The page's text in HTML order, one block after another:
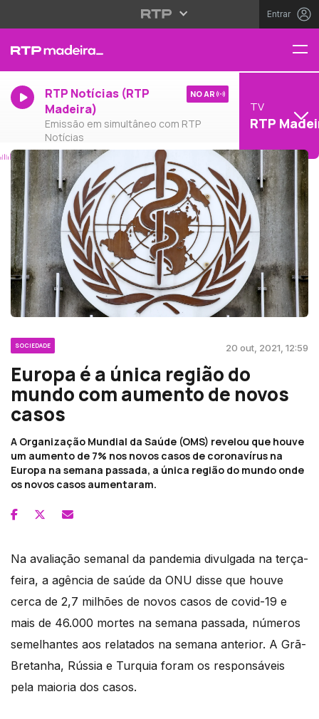
Entrar
RTP Notícias (RTP
Madeira)
Emissão em simultâneo com RTP
Notícias
NO AR
TV
RTP
SOCIEDADE 20 out, 2021, 12:59
Europa é a única região do
mundo com aumento de novos
casos
A Organização Mundial da Saúde (OMS) revelou que houve
um aumento de 7% nos novos casos de coronavírus na
Europa na semana passada, a única região do mundo onde
os novos casos aumentaram.
Na avaliação semanal da pandemia divulgada na terça-
feira, a agência de saúde da ONU disse que houve
cerca de 2,7 milhões de novos casos de covid-19 e
mais de 46.000 mortes na semana passada, números
semelhantes aos relatados na semana anterior. A Grã-
Bretanha, Rússia e Turquia foram os responsáveis
pela maioria dos casos.